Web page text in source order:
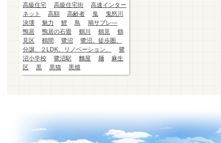
高級住宅
高級住宅街
高速インター
ネット
高額 高齢者 鬼
鬼怒川
決壊
魅力 鯉 鳥
鳩サブレ―
鴨居
鴨居の石畳 鶴川 鶴見
鶴
見区
鶴間 鷺沼
鷺沼、徒歩圏、
分譲、２LDK、リノベーション、
鷺
沼小学校
鷺沼駅 麵屋 麺
麻生
区
黒 黒猫 黒畑